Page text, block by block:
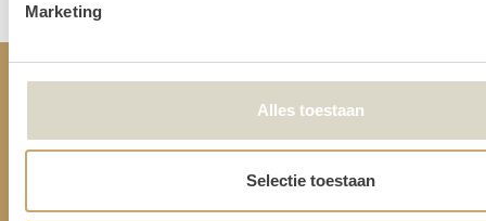
Marketing
Alles toestaan
Selectie toestaan
CONTACT
+31620217366